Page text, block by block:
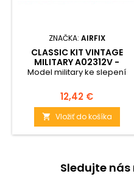
ZNAČKA: AIRFIX
CLASSIC KIT VINTAGE
MILITARY A02312V -
GERMAN RECONNAISANCE
Model military ke slepení
Cena
12,42 €
 Vložiť do košíka
Sledujte nás